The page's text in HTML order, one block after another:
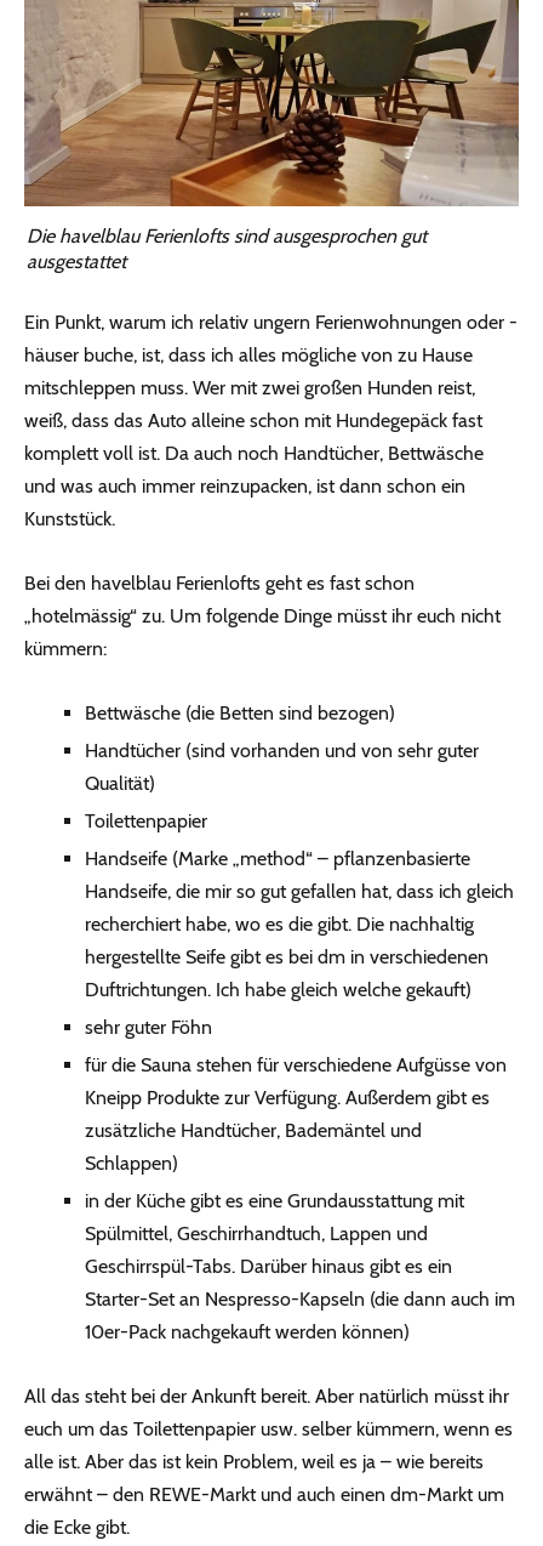
Die havelblau Ferienlofts sind ausgesprochen gut
ausgestattet
Ein Punkt, warum ich relativ ungern Ferienwohnungen oder -
häuser buche, ist, dass ich alles mögliche von zu Hause
mitschleppen muss. Wer mit zwei großen Hunden reist,
weiß, dass das Auto alleine schon mit Hundegepäck fast
komplett voll ist. Da auch noch Handtücher, Bettwäsche
und was auch immer reinzupacken, ist dann schon ein
Kunststück.
Bei den havelblau Ferienlofts geht es fast schon
„hotelmässig“ zu. Um folgende Dinge müsst ihr euch nicht
kümmern:
Bettwäsche (die Betten sind bezogen)
Handtücher (sind vorhanden und von sehr guter
Qualität)
Toilettenpapier
Handseife (Marke „method“ – pflanzenbasierte
Handseife, die mir so gut gefallen hat, dass ich gleich
recherchiert habe, wo es die gibt. Die nachhaltig
hergestellte Seife gibt es bei dm in verschiedenen
Duftrichtungen. Ich habe gleich welche gekauft)
sehr guter Föhn
für die Sauna stehen für verschiedene Aufgüsse von
Kneipp Produkte zur Verfügung. Außerdem gibt es
zusätzliche Handtücher, Bademäntel und
Schlappen)
in der Küche gibt es eine Grundausstattung mit
Spülmittel, Geschirrhandtuch, Lappen und
Geschirrspül-Tabs. Darüber hinaus gibt es ein
Starter-Set an Nespresso-Kapseln (die dann auch im
10er-Pack nachgekauft werden können)
All das steht bei der Ankunft bereit. Aber natürlich müsst ihr
euch um das Toilettenpapier usw. selber kümmern, wenn es
alle ist. Aber das ist kein Problem, weil es ja – wie bereits
erwähnt – den REWE-Markt und auch einen dm-Markt um
die Ecke gibt.